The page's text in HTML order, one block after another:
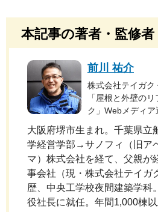
本記事の著者・監修者
前川 祐介
株式会社テイガク
「屋根と外壁の
ク」Webメディ
大阪府堺市生まれ。千葉県
学経営学部→サノフィ（旧ア
マ）株式会社を経て、父親が
事会社（現・株式会社テイガ
歴、中央工学校夜間建築学科
役社長に就任。年間1,000棟